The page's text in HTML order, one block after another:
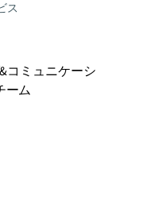
ス
コミュニケーシ
ーム